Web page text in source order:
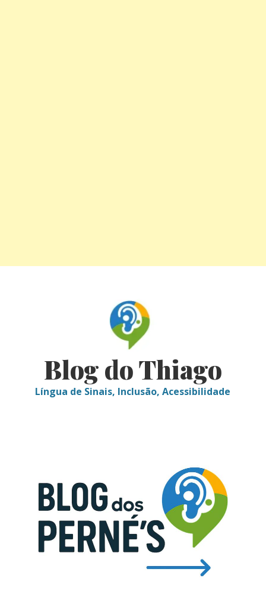
Blog do Thiago
Língua de Sinais, Inclusão, Acessibilidade